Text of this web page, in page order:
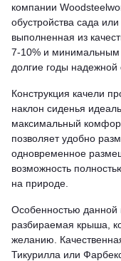
компании
обустройства сада
выполненная из
7-10% и минимальным
долгие годы надежной
Конструкция качели
наклон сиденья
максимальный
позволяет удобно
одновременное
возможность
на природе.
Особенностью данной
разбираемая крыша,
желанию.
Тикурилла или